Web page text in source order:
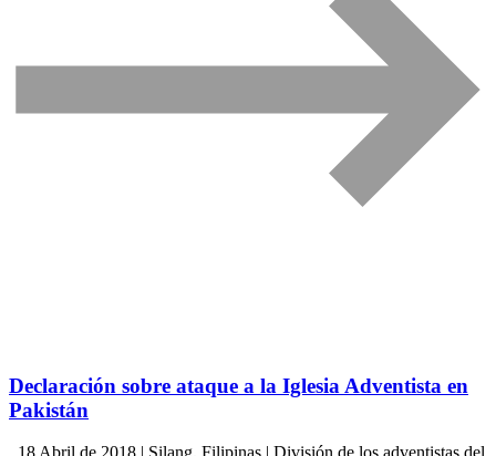
Declaración sobre ataque a la Iglesia Adventista en
Pakistán